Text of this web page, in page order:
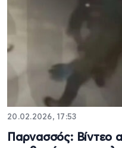
20.02.2026, 17:53
Παρνασσός: Βίντεο